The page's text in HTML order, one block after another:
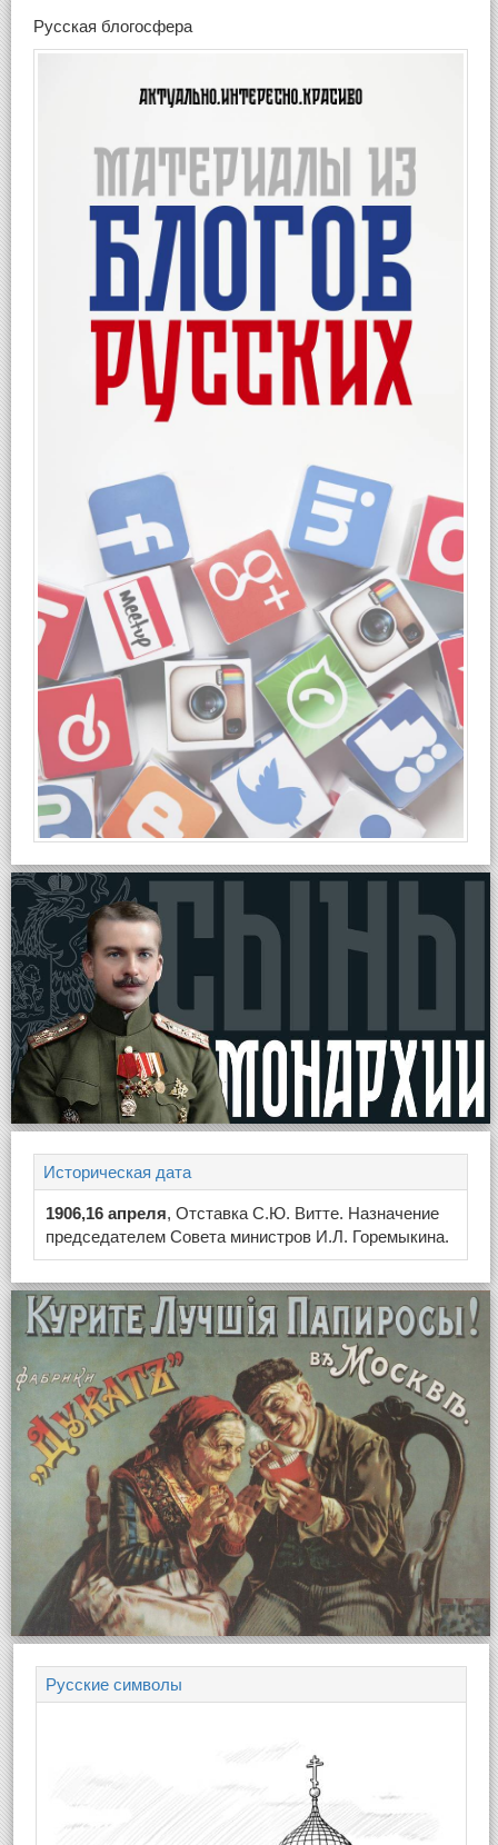
Русская блогосфера
Историческая дата
1906,16 апреля, Отставка С.Ю. Витте. Назначение
председателем Совета министров И.Л. Горемыкина.
Русские символы